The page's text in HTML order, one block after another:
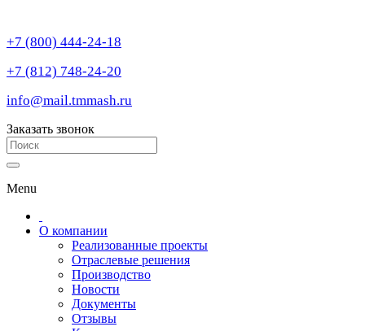
+7 (800) 444-24-18
+7 (812) 748-24-20
info@mail.tmmash.ru
Заказать звонок
Menu
О компании
Реализованные проекты
Отраслевые решения
Производство
Новости
Документы
Отзывы